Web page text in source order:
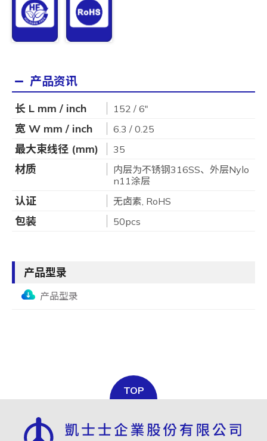
产品资讯
长 L mm / inch 152 / 6"
宽 W mm / inch 6.3 / 0.25
最大束线径 (mm) 35
材质
内层为不锈钢316SS、外层Nylo
n11涂层
认证 无卤素, RoHS
包装 50pcs
产品型录
产品型录
TOP